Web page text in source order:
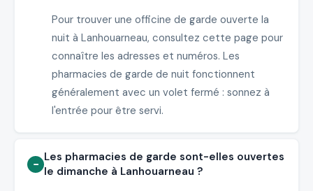
Pour trouver une officine de garde ouverte la
nuit à Lanhouarneau, consultez cette page pour
connaître les adresses et numéros. Les
pharmacies de garde de nuit fonctionnent
généralement avec un volet fermé : sonnez à
l'entrée pour être servi.
Les pharmacies de garde sont-elles ouvertes
le dimanche à Lanhouarneau ?